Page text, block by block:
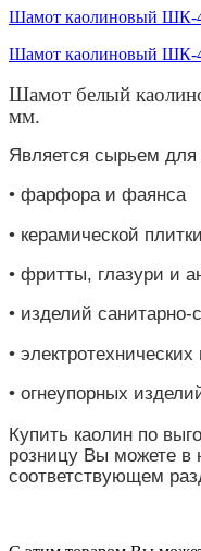
Шамот каолиновый ШК-
Шамот каолиновый ШК-
Шамот белый
мм.
Является сырьем для
• фарфора и фаянса
• керамической плитки
• фритты, глазури и
• изделий санитарно-
•
• огнеупорных
Купить каолин по
розницу Вы можете в
соответствующем